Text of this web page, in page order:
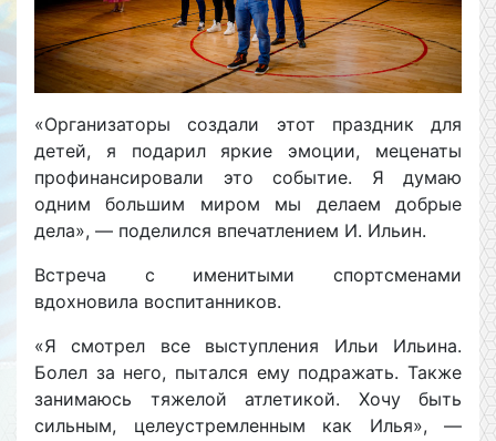
«Организаторы создали этот праздник для
детей, я подарил яркие эмоции, меценаты
профинансировали это событие. Я думаю
одним большим миром мы делаем добрые
дела», — поделился впечатлением И. Ильин.
Встреча с именитыми спортсменами
вдохновила воспитанников.
«Я смотрел все выступления Ильи Ильина.
Болел за него, пытался ему подражать. Также
занимаюсь тяжелой атлетикой. Хочу быть
сильным, целеустремленным как Илья», —